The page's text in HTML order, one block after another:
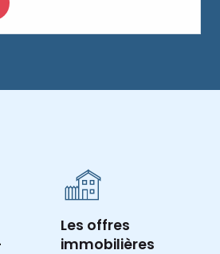
Les offres
immobilières